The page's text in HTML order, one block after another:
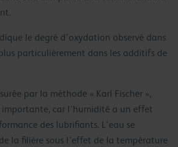
le degré d’oxydation observé dans
particulièrement dans les additifs de
par la méthode « Karl Fischer »,
importante, car l’humidité a un effet
des lubrifiants. L’eau se
la filière sous l’effet de la température